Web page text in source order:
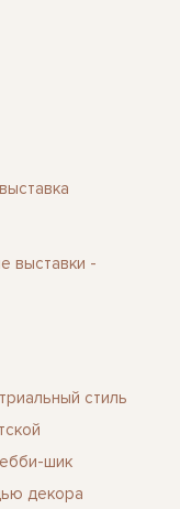
выставки -
стиль
шик
декора